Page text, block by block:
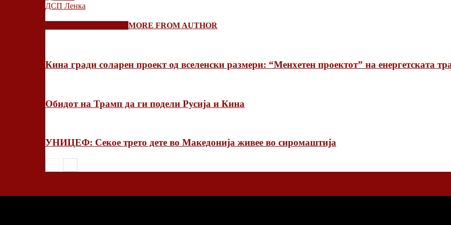
ДСП Ленка
MORE FROM AUTHOR
Кина гради соларен проект од вселенски размери: “Менхетен проектот” на енергетската
Обидот на Трамп да ги подели Русија и Кина
УНИЦЕФ: Секое трето дете во Македонија живее во сиромаштија